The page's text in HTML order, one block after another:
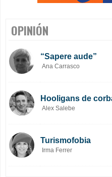
OPINIÓN
“Sapere aude”
Ana Carrasco
Hooligans de
Alex Salebe
Turismofobia
Irma Ferrer